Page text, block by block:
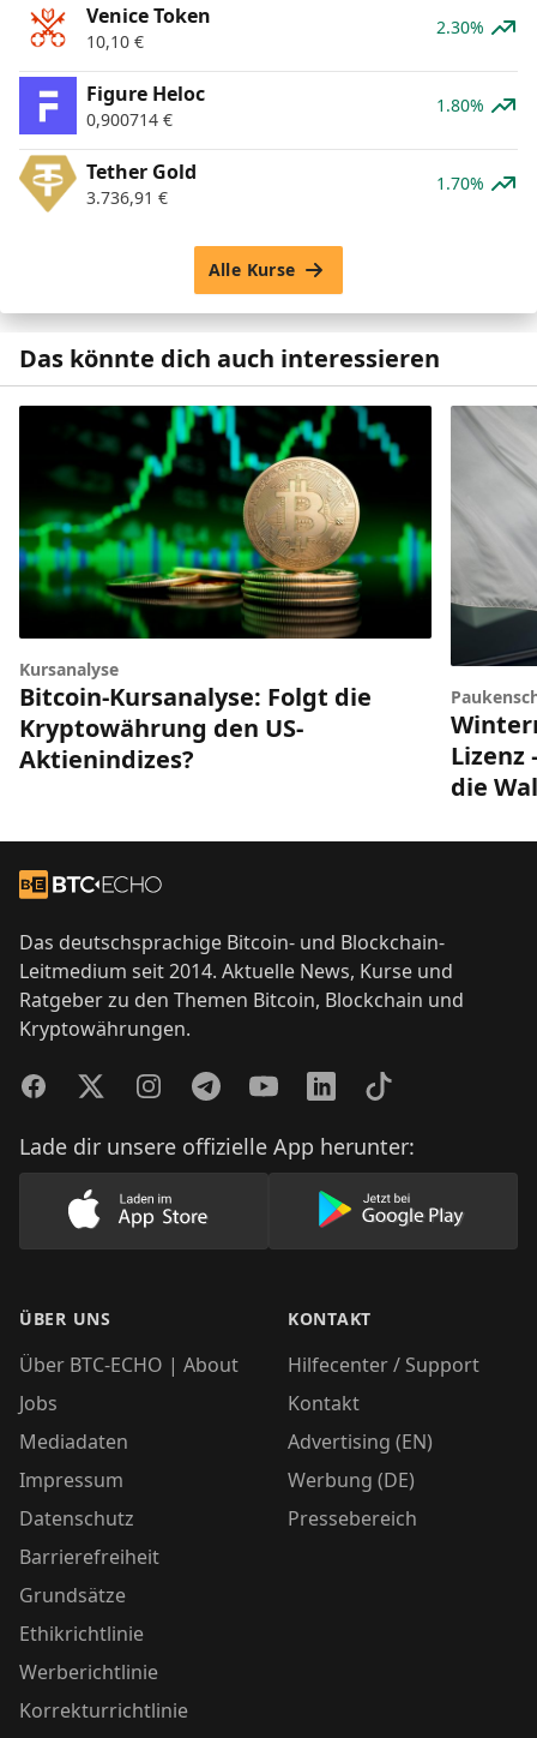
Venice Token
10,10 €
2.30%
Figure Heloc
0,900714 €
1.80%
Tether Gold
3.736,91 €
1.70%
Alle Kurse
Das könnte dich auch interessieren
Kursanalyse
Bitcoin-Kursanalyse: Folgt die
Kryptowährung den US-
Aktienindizes?
Lizenz
die
Zur Startseite
Das deutschsprachige Bitcoin- und Blockchain-
Leitmedium seit 2014. Aktuelle News, Kurse und
Ratgeber zu den Themen Bitcoin, Blockchain und
Kryptowährungen.
FacebookTwitterInstagramTelegramYouTubeLinkedInTikTok
Lade dir unsere offizielle App herunter:
Lade unsere App im AppStore herunter
Lade unsere
ÜBER UNS
Über BTC-ECHO | About
Jobs
Mediadaten
Impressum
Datenschutz
Barrierefreiheit
Grundsätze
Ethikrichtlinie
Werberichtlinie
Korrekturrichtlinie
KONTAKT
Hilfecenter / Support
Kontakt
Advertising (EN)
Werbung (DE)
Pressebereich